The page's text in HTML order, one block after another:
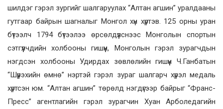
шилдэг гэрэл зургийг шалгаруулах “Алтан агшин” уралдааны
гутгаар байрын шагналыг Монгол хүн хүртэв. 125 орны уран
бүтээлч 1794 бүтээлээ өрсөлдүүлснээс Монголын cпортын
сэтгүүлчдийн холбооны гишүүн, Монголын гэрэл зурагчдын
нэгдсэн холбооны Удирдах зөвлөлийн гишүүн Ч.Ганбатын
“Шүүрэхийн өмнө” нэртэй гэрэл зураг шалгарч хүрэл медаль
хүртсэн юм. “Алтан агшин” төрөлд нэгдүгээр байрыг “Франс-
Пресс” агентлагийн гэрэл зурагчин Хуан Арболедагийн